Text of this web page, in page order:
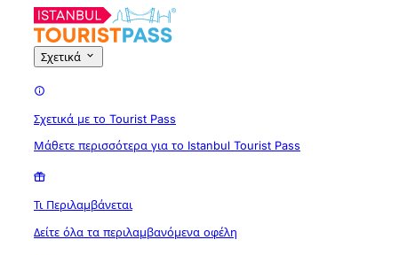
Σχετικά
Σχετικά με το Tourist Pass
Μάθετε περισσότερα για το Istanbul Tourist Pass
Τι Περιλαμβάνεται
Δείτε όλα τα περιλαμβανόμενα οφέλη